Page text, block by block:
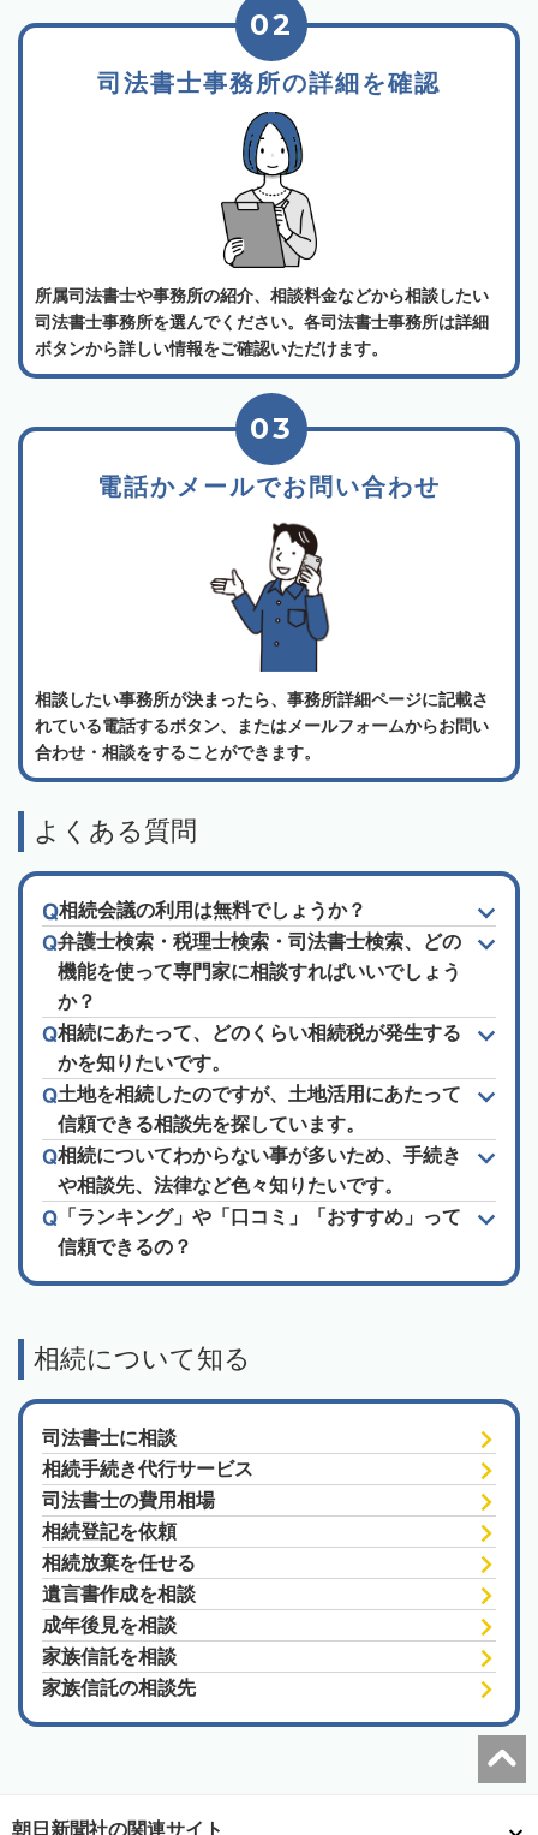
司法書士事務所の詳細を確認
02
所属司法書士や事務所の紹介、相談料金などから相談したい
司法書士事務所を選んでください。各司法書士事務所は詳細
ボタンから詳しい情報をご確認いただけます。
電話かメールでお問い合わせ
03
相談したい事務所が決まったら、事務所詳細ページに記載さ
れている電話するボタン、またはメールフォームからお問い
合わせ・相談をすることができます。
よくある質問
相続会議の利用は無料でしょうか？
弁護士検索・税理士検索・司法書士検索、どの
機能を使って専門家に相談すればいいでしょう
か？
相続にあたって、どのくらい相続税が発生する
かを知りたいです。
土地を相続したのですが、土地活用にあたって
信頼できる相談先を探しています。
相続についてわからない事が多いため、手続き
や相談先、法律など色々知りたいです。
「ランキング」や「口コミ」「おすすめ」って
信頼できるの？
相続について知る
司法書士に相談
相続手続き代行サービス
司法書士の費用相場
相続登記を依頼
相続放棄を任せる
遺言書作成を相談
成年後見を相談
家族信託を相談
家族信託の相談先
朝日新聞社の関連サイト